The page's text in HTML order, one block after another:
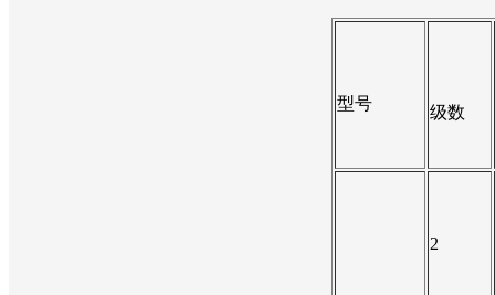
型号 级数
2